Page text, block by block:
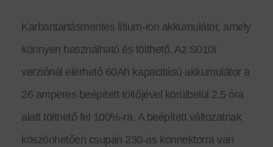
Karbantartásmentes lítium-ion akkumulátor, amely
könnyen használható és tölthető. Az S010i
verziónál elérhető 60Ah kapacitású akkumulátor a
26 amperes beépített töltőjével körülbelül 2,5 óra
alatt tölthető fel 100%-ra. A beépített változatnak
köszönhetően csupán 230-as konnektorra van